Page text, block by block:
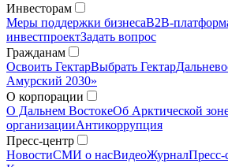
Инвесторам
Меры поддержки бизнесаB2B-
инвестпроектЗадать вопрос
Гражданам
Освоить ГектарВыбрать Гектар
Амурский 2030»
О корпорации
О Дальнем ВостокеОб Арктической
организацииАнтикоррупция
Пресс-центр
НовостиСМИ о насВидеоЖурналПресс-